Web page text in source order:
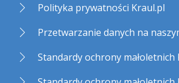
Polityka prywatności Kraul.pl
Przetwarzanie danych na
Standardy ochrony małoletnich